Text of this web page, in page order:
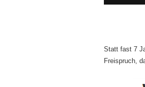
Statt fast 7
Freispruch,